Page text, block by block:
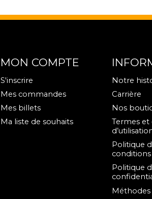
MON COMPTE
S'inscrire
Mes commandes
Mes billets
Ma liste de souhaits
Notre
Carrière
Nos
Termes
Politique
conditions
Politique